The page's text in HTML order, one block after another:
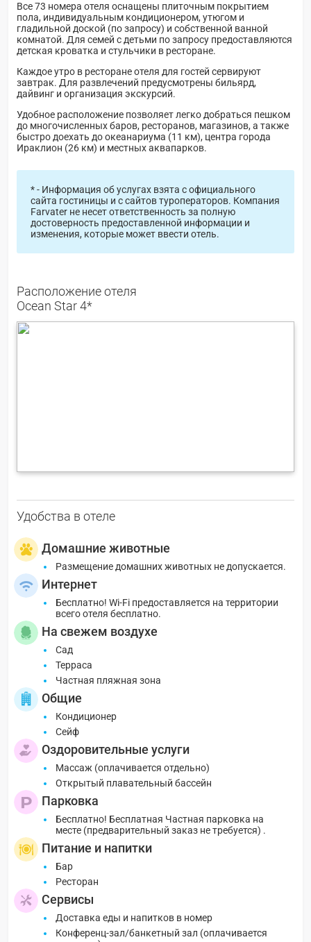
Все 73 номера отеля оснащены плиточным покрытием
пола, индивидуальным кондиционером, утюгом и
гладильной доской (по запросу) и собственной ванной
комнатой. Для семей с детьми по запросу предоставляются
детская кроватка и стульчики в ресторане.
Каждое утро в ресторане отеля для гостей сервируют
завтрак. Для развлечений предусмотрены бильярд,
дайвинг и организация экскурсий.
Удобное расположение позволяет легко добраться пешком
до многочисленных баров, ресторанов, магазинов, а также
быстро доехать до океанариума (11 км), центра города
Ираклион (26 км) и местных аквапарков.
* - Информация об услугах взята с официального
сайта гостиницы и с сайтов туроператоров. Компания
Farvater не несет ответственность за полную
достоверность предоставленной информации и
изменения, которые может ввести отель.
Расположение отеля
Ocean Star 4*
Удобства в отеле
Домашние животные
Размещение домашних животных не допускается.
Интернет
Бесплатно! Wi-Fi предоставляется на территории
всего отеля бесплатно.
На свежем воздухе
Сад
Терраса
Частная пляжная зона
Общие
Кондиционер
Сейф
Оздоровительные услуги
Массаж (оплачивается отдельно)
Открытый плавательный бассейн
Парковка
Бесплатно! Бесплатная Частная парковка на
месте (предварительный заказ не требуется) .
Питание и напитки
Бар
Ресторан
Сервисы
Доставка еды и напитков в номер
Конференц-зал/банкетный зал (оплачивается